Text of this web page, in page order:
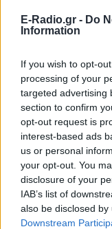
E-Radio.gr - Do
Information
If you wish to opt-
processing of your
targeted advertising
section to confirm
opt-out request is
interest-based ads
us or personal
your opt-out. You
disclosure of your
IAB’s list of
also be disclosed
Downstream
Ακολουθήστε
Εσύ μπήκες
και ότι σου
Ακολουθήστε